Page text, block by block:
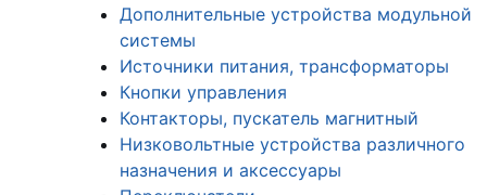
Дополнительные устройства модульной
системы
Источники питания, трансформаторы
Кнопки управления
Контакторы, пускатель магнитный
Низковольтные устройства различного
назначения и аксессуары